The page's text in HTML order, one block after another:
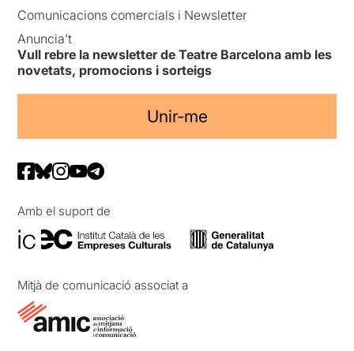
Comunicacions comercials i Newsletter
Anuncia’t
Vull rebre la newsletter de Teatre Barcelona amb les
novetats, promocions i sorteigs
Unir-me
Amb el suport de
Mitjà de comunicació associat a